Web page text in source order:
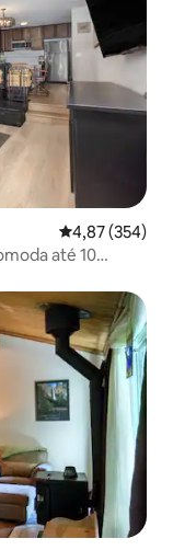
4,87 de uma
4,87 (354)
até 10